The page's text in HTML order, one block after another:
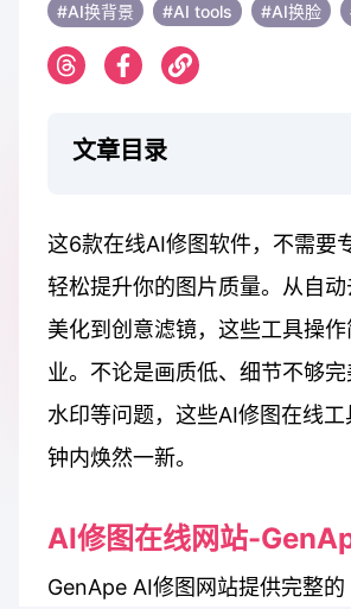
#AI换背景 #AI tools #AI换脸
文章目录
这6款在线AI修图软件，不需要
轻松提升你的图片质量。从自
美化到创意滤镜，这些工具操
业。不论是画质低、细节不够
水印等问题，这些AI修图在线
钟内焕然一新。
AI修图在线网站-
GenApe AI修图网站提供完整的